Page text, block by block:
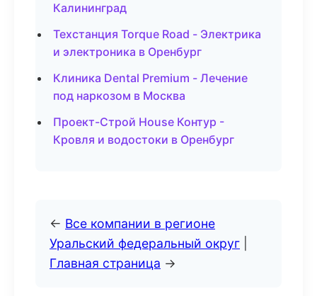
Калининград
Техстанция Torque Road - Электрика
и электроника в Оренбург
Клиника Dental Premium - Лечение
под наркозом в Москва
Проект-Строй House Контур -
Кровля и водостоки в Оренбург
← Все компании в регионе
Уральский федеральный округ
Главная страница →